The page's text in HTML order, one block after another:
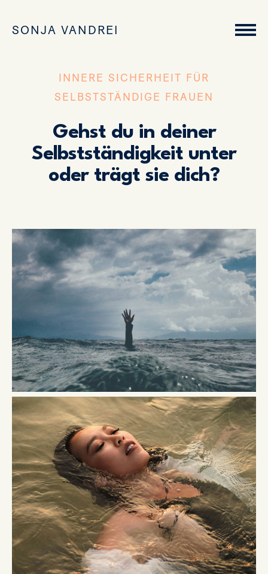
SONJA VANDREI
INNERE SICHERHEIT FÜR
SELBSTSTÄNDIGE FRAUEN
Gehst du in deiner
Selbstständigkeit unter
oder trägt sie dich?